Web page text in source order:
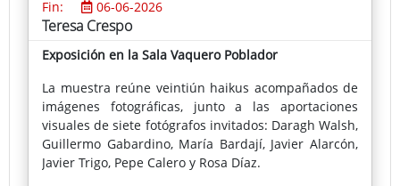
Fin:
06-06-2026
Teresa Crespo
Exposición en la Sala Vaquero Poblador
La muestra reúne veintiún haikus acompañados de
imágenes fotográficas, junto a las aportaciones
visuales de siete fotógrafos invitados: Daragh Walsh,
Guillermo Gabardino, María Bardají, Javier Alarcón,
Javier Trigo, Pepe Calero y Rosa Díaz.